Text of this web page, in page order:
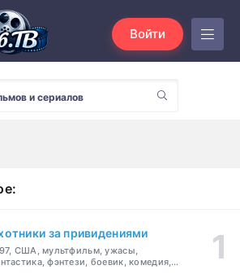
Войти
за привидениями
США, мультфильм, ужасы,
фэнтези, боевик, комедия,